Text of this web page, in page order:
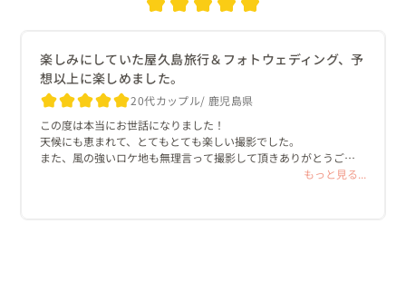
楽しみにしていた屋久島旅行＆フォトウェディング、予
想以上に楽しめました。
20代カップル 鹿児島県
この度は本当にお世話になりました！
天候にも恵まれて、とてもとても楽しい撮影でした。
また、風の強いロケ地も無理言って撮影して頂きありがとうござ
もっと見る...